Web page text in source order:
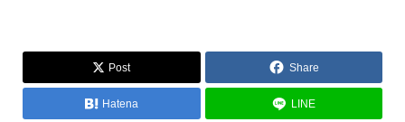
Post Share
Hatena LINE